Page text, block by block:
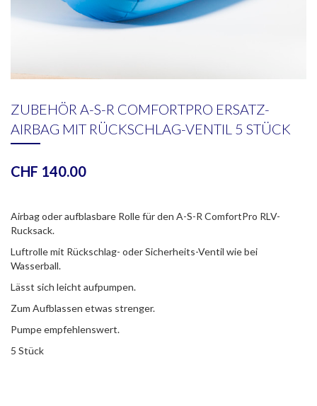
ZUBEHÖR A-S-R COMFORTPRO ERSATZ-
AIRBAG MIT RÜCKSCHLAG-VENTIL 5 STÜCK
CHF 140.00
Airbag oder aufblasbare Rolle für den A-S-R ComfortPro RLV-
Rucksack.
Luftrolle mit Rückschlag- oder Sicherheits-Ventil wie bei
Wasserball.
Lässt sich leicht aufpumpen.
Zum Aufblassen etwas strenger.
Pumpe empfehlenswert.
5 Stück